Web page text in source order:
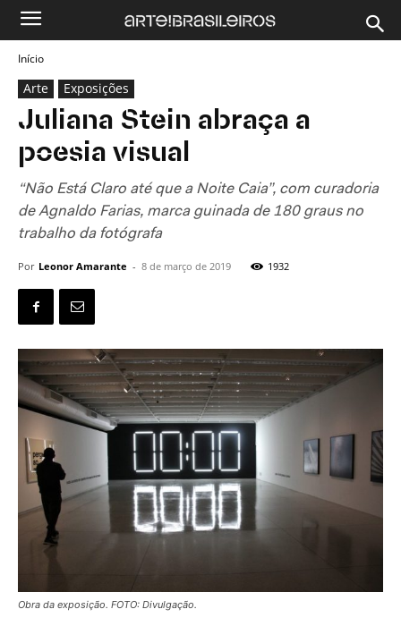
Início
Arte Exposições
Juliana Stein abraça a
poesia visual
“Não Está Claro até que a Noite Caia”, com curadoria
de Agnaldo Farias, marca guinada de 180 graus no
trabalho da fotógrafa
Por Leonor Amarante - 8 de março de 2019 1932
Obra da exposição. FOTO: Divulgação.